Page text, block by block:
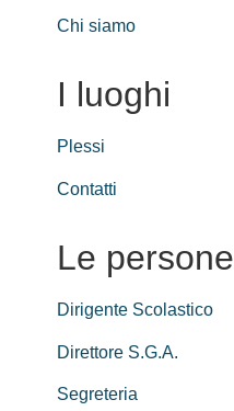
Chi siamo
I luoghi
Plessi
Contatti
Le persone
Dirigente Scolastico
Direttore S.G.A.
Segreteria